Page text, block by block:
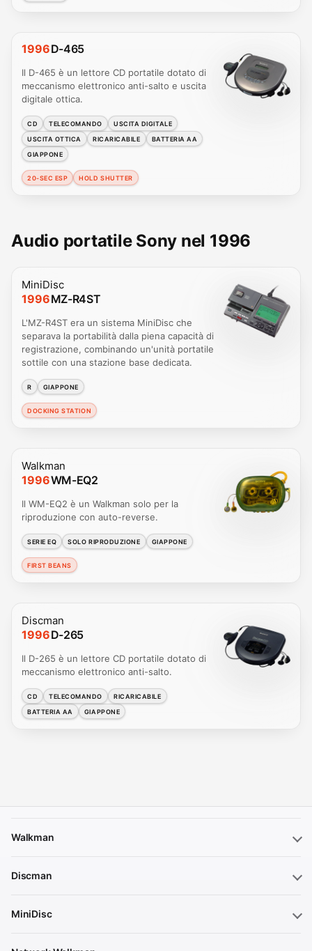
1996D-465
Il D-465 è un lettore CD portatile dotato di
meccanismo elettronico anti-salto e uscita
digitale ottica.
CD TELECOMANDO
USCITA DIGITALE
USCITA OTTICA
RICARICABILE
BATTERIA AA
GIAPPONE
20-SEC ESP HOLD SHUTTER
Audio portatile Sony nel 1996
MiniDisc
1996MZ-R4ST
L'MZ-R4ST era un sistema MiniDisc che
separava la portabilità dalla piena capacità di
registrazione, combinando un'unità portatile
sottile con una stazione base dedicata.
R GIAPPONE
DOCKING STATION
Walkman
1996WM-EQ2
Il WM-EQ2 è un Walkman solo per la
riproduzione con auto-reverse.
SERIE EQ SOLO RIPRODUZIONE GIAPPONE
FIRST BEANS
Discman
1996D-265
Il D-265 è un lettore CD portatile dotato di
meccanismo elettronico anti-salto.
CD TELECOMANDO
RICARICABILE
BATTERIA AA
GIAPPONE
Walkman
Discman
MiniDisc